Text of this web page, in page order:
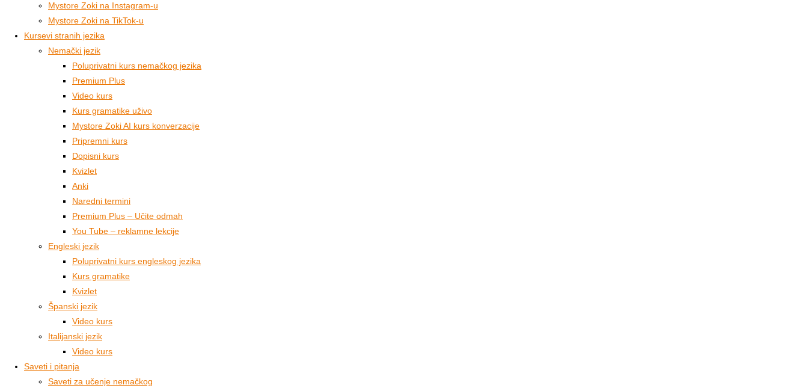
Mystore Zoki na Instagram-u
Mystore Zoki na TikTok-u
Kursevi stranih jezika
Nemački jezik
Poluprivatni kurs nemačkog jezika
Premium Plus
Video kurs
Kurs gramatike uživo
Mystore Zoki AI kurs konverzacije
Pripremni kurs
Dopisni kurs
Kvizlet
Anki
Naredni termini
Premium Plus – Učite odmah
You Tube – reklamne lekcije
Engleski jezik
Poluprivatni kurs engleskog jezika
Kurs gramatike
Kvizlet
Španski jezik
Video kurs
Italijanski jezik
Video kurs
Saveti i pitanja
Saveti za učenje nemačkog